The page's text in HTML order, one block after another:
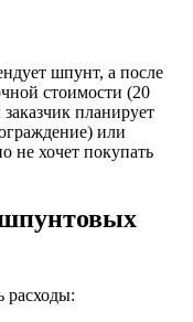
шпунт, а после
стоимости (20
планирует
или
не хочет покупать
расходы: